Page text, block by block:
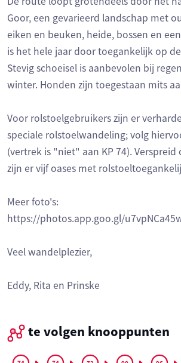
Goor, een gevarieerd landschap met
eiken en beuken, heide, bossen en
is het hele jaar door toegankelijk op
Stevig schoeisel is aanbevolen bij
winter. Honden zijn toegestaan mits
Voor rolstoelgebruikers zijn er
speciale rolstoelwandeling; volg
(vertrek is "niet" aan KP 74). Verspreid
zijn er vijf oases met
Meer foto's:
https://photos.app.goo.gl/
Veel wandelplezier,
Eddy, Rita en Prinske
te volgen knooppunten